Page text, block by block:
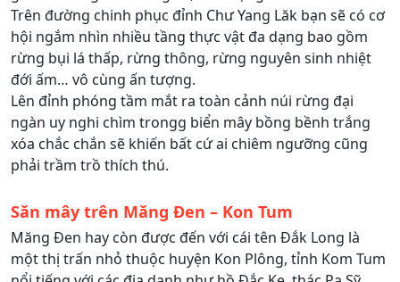
Trên đường chinh phục đỉnh Chư Yang Lăk bạn sẽ có cơ
hội ngắm nhìn nhiều tầng thực vật đa dạng bao gồm
rừng bụi lá thấp, rừng thông, rừng nguyên sinh nhiệt
đới ấm… vô cùng ấn tượng.
Lên đỉnh phóng tầm mắt ra toàn cảnh núi rừng đại
ngàn uy nghi chìm trongg biển mây bồng bềnh trắng
xóa chắc chắn sẽ khiến bất cứ ai chiêm ngưỡng cũng
phải trầm trồ thích thú.
Săn mây trên Măng Đen – Kon Tum
Măng Đen hay còn được đến với cái tên Đắk Long là
một thị trấn nhỏ thuộc huyện Kon Plông, tỉnh Kom Tum